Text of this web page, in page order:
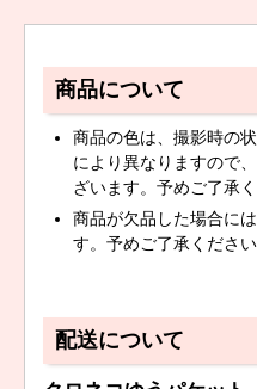
商品について
商品の色は、撮影時の
により異なりますので
ざいます。予めご了承く
商品が欠品した場合に
す。予めご了承ください
配送について